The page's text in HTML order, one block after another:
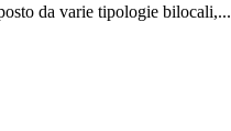
da varie tipologie bilocali,...